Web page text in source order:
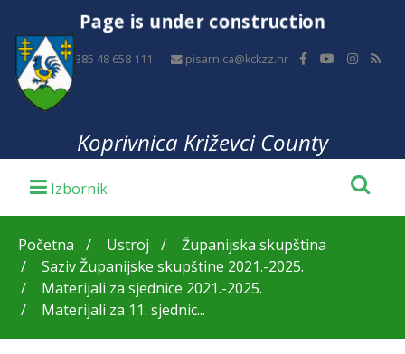
Page is under construction
+385 48 658 111 pisarnica@kckzz.hr
Koprivnica Križevci County
Početna Ustroj
Županijska skupština
Saziv Županijske skupštine 2021.-2025.
Materijali za sjednice 2021.-2025.
Materijali za 11. sjednic...